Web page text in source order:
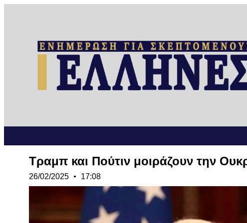
Tραμπ και Πούτιν μοιράζουν την
26/02/2025 17:08